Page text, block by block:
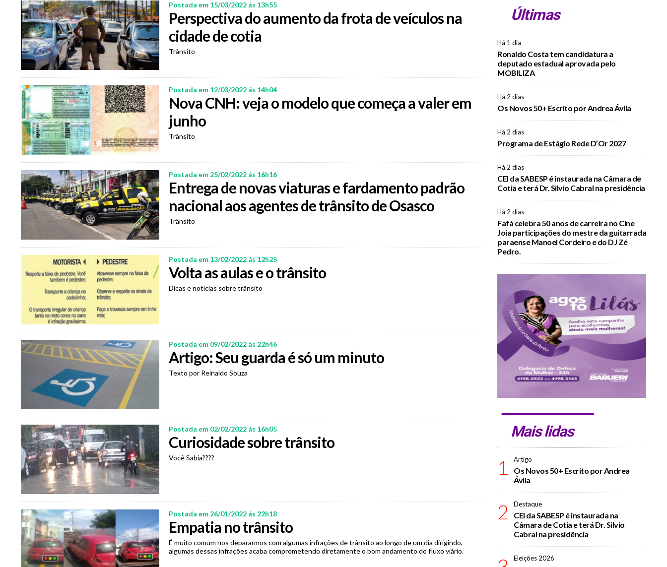
Postada em 15/03/2022 ás 13h55
Perspectiva do aumento da frota de veículos na
cidade de cotia
Trânsito
Postada em 12/03/2022 ás 14h04
Nova CNH: veja o modelo que começa a valer em
junho
Trânsito
Postada em 25/02/2022 ás 16h16
Entrega de novas viaturas e fardamento padrão
nacional aos agentes de trânsito de Osasco
Trânsito
Postada em 13/02/2022 ás 12h25
Volta as aulas e o trânsito
Dicas e notícias sobre trânsito
Postada em 09/02/2022 ás 22h46
Artigo: Seu guarda é só um minuto
Texto por Reinaldo Souza
Postada em 02/02/2022 ás 16h05
Curiosidade sobre trânsito
Você Sabia????
Postada em 26/01/2022 ás 22h18
Empatia no trânsito
É muito comum nos depararmos com algumas infrações de trânsito ao longo de um dia dirigindo,
algumas dessas infrações acaba comprometendo diretamente o bom andamento do fluxo viário.
Últimas
Há 1 dia
Ronaldo Costa tem candidatura a
deputado estadual aprovada pelo
MOBILIZA
Há 2 dias
Os Novos 50+ Escrito por Andrea Ávila
Há 2 dias
Programa de Estágio Rede D’Or 2027
Há 2 dias
CEI da SABESP é instaurada na Câmara de
Cotia e terá Dr. Silvio Cabral na presidência
Há 2 dias
Fafá celebra 50 anos de carreira no Cine
Joia participações do mestre da guitarrada
paraense Manoel Cordeiro e do DJ Zé
Pedro.
Mais lidas
1 Artigo
Os Novos 50+ Escrito por Andrea
Ávila
2 Destaque
CEI da SABESP é instaurada na
Câmara de Cotia e terá Dr. Silvio
Cabral na presidência
Eleições 2026